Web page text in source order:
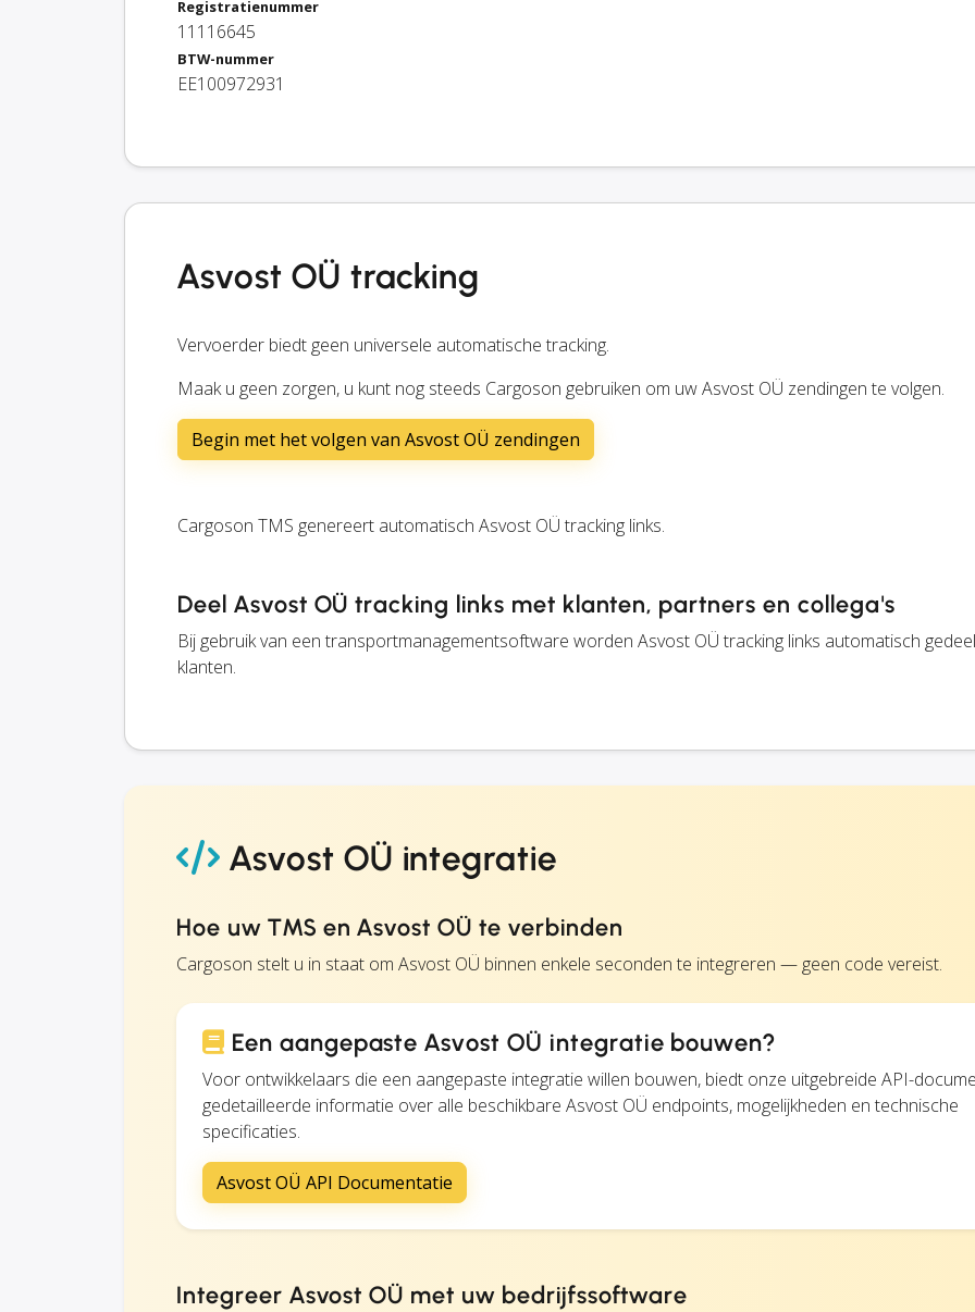
Registratienummer
11116645
BTW-nummer
EE100972931
Asvost OÜ tracking
Vervoerder biedt geen universele automatische tracking.
Maak u geen zorgen, u kunt nog steeds Cargoson gebruiken om uw Asvost OÜ zendingen te volgen.
Begin met het volgen van Asvost OÜ zendingen
Cargoson TMS genereert automatisch Asvost OÜ tracking links.
Deel Asvost OÜ tracking links met klanten, partners en collega's
Bij gebruik van een transportmanagementsoftware worden Asvost OÜ tracking links automatisch
klanten.
Asvost OÜ integratie
Hoe uw TMS en Asvost OÜ te verbinden
Cargoson stelt u in staat om Asvost OÜ binnen enkele seconden te integreren — geen code vereist.
Een aangepaste Asvost OÜ integratie bouwen?
Voor ontwikkelaars die een aangepaste integratie willen bouwen, biedt onze uitgebreide API-
gedetailleerde informatie over alle beschikbare Asvost OÜ endpoints, mogelijkheden en technische
specificaties.
Asvost OÜ API Documentatie
Integreer Asvost OÜ met uw bedrijfssoftware